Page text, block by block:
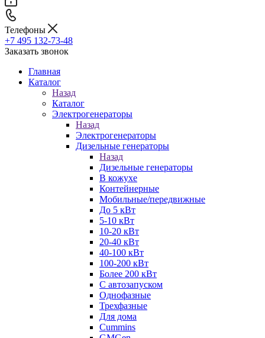
Телефоны
+7 495 132-73-48
Заказать звонок
Главная
Каталог
Назад
Каталог
Электрогенераторы
Назад
Электрогенераторы
Дизельные генераторы
Назад
Дизельные генераторы
В кожухе
Контейнерные
Мобильные/передвижные
До 5 кВт
5-10 кВт
10-20 кВт
20-40 кВт
40-100 кВт
100-200 кВт
Более 200 кВт
С автозапуском
Однофазные
Трехфазные
Для дома
Cummins